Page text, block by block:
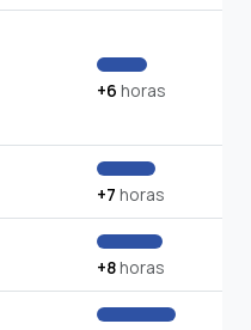
+6 horas
+7 horas
+8horas